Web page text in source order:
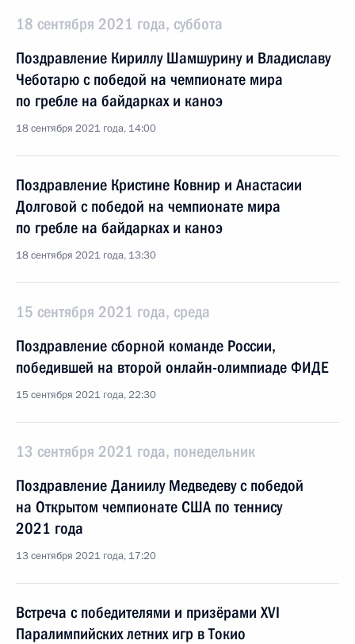
18 сентября 2021 года, суббота
Поздравление Кириллу Шамшурину и Владиславу
Чеботарю с победой на чемпионате мира
по гребле на байдарках и каноэ
18 сентября 2021 года, 14:00
Поздравление Кристине Ковнир и Анастасии
Долговой с победой на чемпионате мира
по гребле на байдарках и каноэ
18 сентября 2021 года, 13:30
15 сентября 2021 года, среда
Поздравление сборной команде России,
победившей на второй онлайн-олимпиаде ФИДЕ
15 сентября 2021 года, 22:30
13 сентября 2021 года, понедельник
Поздравление Даниилу Медведеву с победой
на Открытом чемпионате США по теннису
2021 года
13 сентября 2021 года, 17:20
Встреча с победителями и призёрами ХVI
Паралимпийских летних игр в Токио